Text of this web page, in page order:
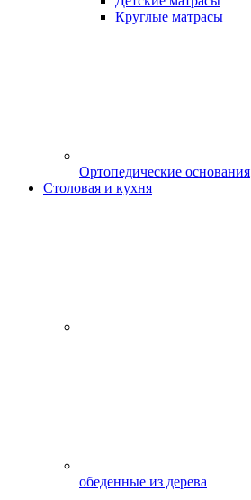
Круглые матрасы
Ортопедические основания
Столовая и кухня
обеденные из дерева